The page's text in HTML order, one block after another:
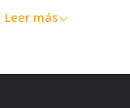
interruptor AF/
Construcción
Leer más